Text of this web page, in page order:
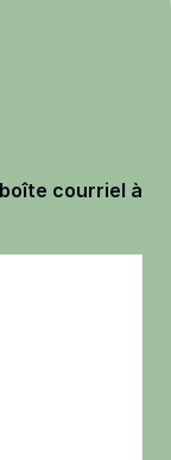
courriel à